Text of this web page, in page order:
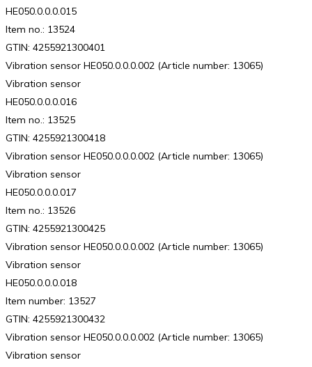
HE050.0.0.0.015
Item no.: 13524
GTIN: 4255921300401
Vibration sensor HE050.0.0.0.002 (Article number: 13065)
Vibration sensor
HE050.0.0.0.016
Item no.: 13525
GTIN: 4255921300418
Vibration sensor HE050.0.0.0.002 (Article number: 13065)
Vibration sensor
HE050.0.0.0.017
Item no.: 13526
GTIN: 4255921300425
Vibration sensor HE050.0.0.0.002 (Article number: 13065)
Vibration sensor
HE050.0.0.0.018
Item number: 13527
GTIN: 4255921300432
Vibration sensor HE050.0.0.0.002 (Article number: 13065)
Vibration sensor